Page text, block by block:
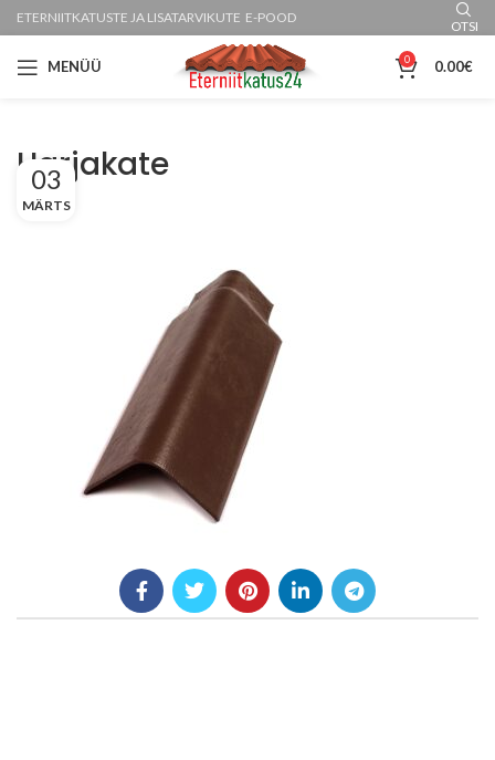
ETERNIITKATUSTE JA LISATARVIKUTE E-POOD
OTSI
MENÜÜ 0 0.00€
Harjakate
03
MÄRTS